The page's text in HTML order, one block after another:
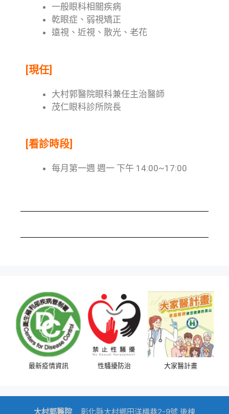
一般眼科相關疾病
乾眼症、弱視矯正
遠視、近視、散光、老花
[現任]
大村郭醫院眼科兼任主治醫師
茂仁眼科診所院長
[看診時段]
每月第一週 週一 下午 14:00~17:00
最新疫情資訊 性騷擾防治 大家醫計畫
大村郭醫院 彰化縣大村鄉田洋橫巷2-9號 後棟